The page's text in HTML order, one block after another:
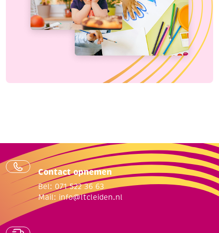
Contact opnemen
Bel: 071 522 36 63
Mail: info@ltcleiden.nl